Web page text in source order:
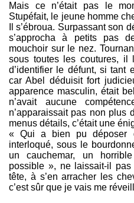
Mais ce n’était pas le
Stupéfait, le jeune homme
Il s’ébroua. Surpassant son
s’approcha à petits pas
mouchoir sur le nez.
sous toutes les coutures, il
d’identifier le défunt, si tant
car Abel déduisit fort
apparence masculin, était
n’avait aucune
n’apparaissait pas non plus
menus détails, c’était une
« Qui a bien pu déposer
interloqué, sous le
un cauchemar, un
possible », ne laissait-il
tête, à s’en arracher les
c’est sûr que je vais me